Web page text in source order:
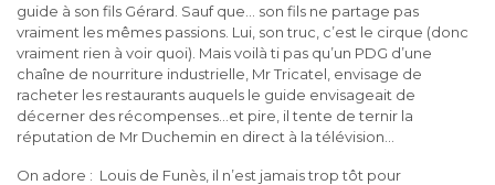
guide à son fils Gérard. Sauf que… son fils ne partage pas
vraiment les mêmes passions. Lui, son truc, c’est le cirque (donc
vraiment rien à voir quoi). Mais voilà ti pas qu’un PDG d’une
chaîne de nourriture industrielle, Mr Tricatel, envisage de
racheter les restaurants auquels le guide envisageait de
décerner des récompenses…et pire, il tente de ternir la
réputation de Mr Duchemin en direct à la télévision…
On adore : Louis de Funès, il n’est jamais trop tôt pour